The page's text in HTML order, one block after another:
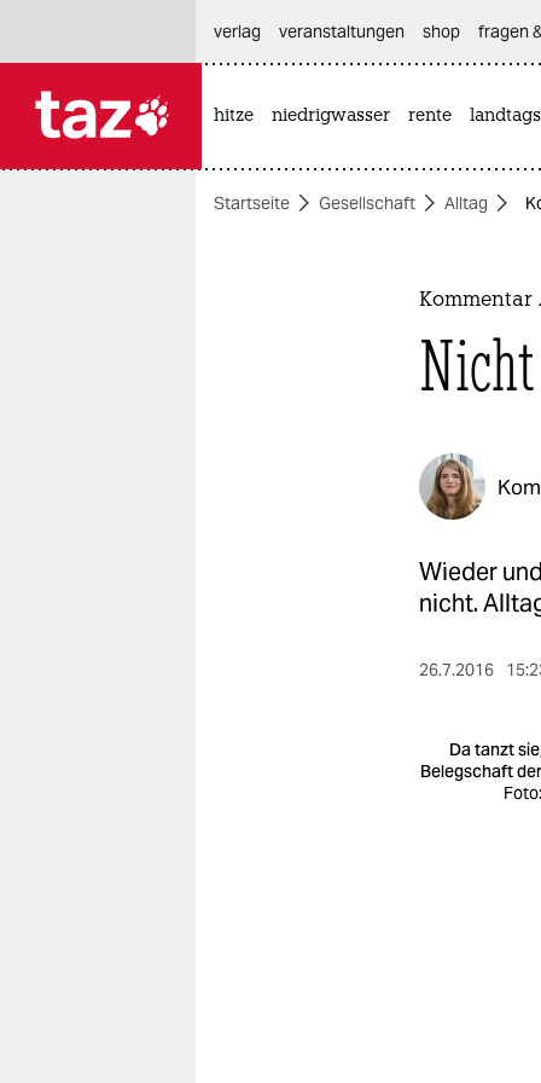
themen
verlag
veranstaltungen shop fragen
hitze niedrigwasser rente
Startseite Gesellschaft Alltag
Kommentar
Wieder
nicht.
26.7.2016
Da tanzt
Belegschaft